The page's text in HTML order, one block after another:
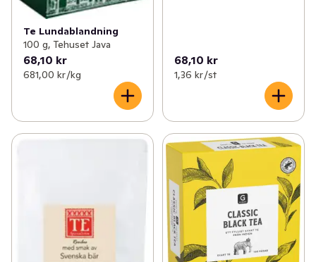
Te Lundablandning
100 g, Tehuset Java
68,10 kr
681,00 kr /kg
68,10 kr
1,36 kr /st